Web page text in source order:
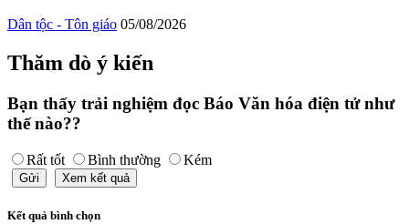
Dân tộc - Tôn giáo 05/08/2026
Thăm dò ý kiến
Bạn thấy trải nghiệm đọc Báo Văn hóa điện tử như
thế nào??
Rất tốt Bình thường Kém
Gửi Xem kết quả
Kết quả bình chọn